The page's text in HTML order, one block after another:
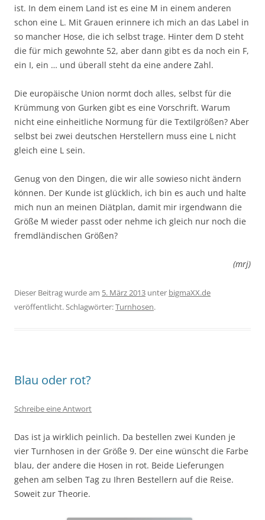
ist. In dem einem Land ist es eine M in einem anderen
schon eine L. Mit Grauen erinnere ich mich an das Label in
so mancher Hose, die ich selbst trage. Hinter dem D steht
die für mich gewohnte 52, aber dann gibt es da noch ein F,
ein I, ein … und überall steht da eine andere Zahl.
Die europäische Union normt doch alles, selbst für die
Krümmung von Gurken gibt es eine Vorschrift. Warum
nicht eine einheitliche Normung für die Textilgrößen? Aber
selbst bei zwei deutschen Herstellern muss eine L nicht
gleich eine L sein.
Genug von den Dingen, die wir alle sowieso nicht ändern
können. Der Kunde ist glücklich, ich bin es auch und halte
mich nun an meinen Diätplan, damit mir irgendwann die
Größe M wieder passt oder nehme ich gleich nur noch die
fremdländischen Größen?
(mrj)
Dieser Beitrag wurde am 5. März 2013 unter bigmaXX.de
veröffentlicht. Schlagwörter:Turnhosen.
Blau oder rot?
Schreibe eine Antwort
Das ist ja wirklich peinlich. Da bestellen zwei Kunden je
vier Turnhosen in der Größe 9. Der eine wünscht die Farbe
blau, der andere die Hosen in rot. Beide Lieferungen
gehen am selben Tag zu Ihren Bestellern auf die Reise.
Soweit zur Theorie.